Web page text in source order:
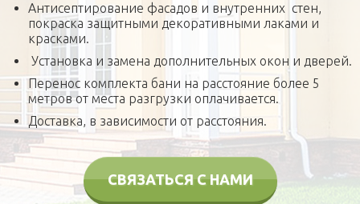
Антисептирование фасадов и внутренних стен,
покраска защитными декоративными лаками и
красками.
Установка и замена дополнительных окон и дверей.
Перенос комплекта бани на расстояние более 5
метров от места разгрузки оплачивается.
Доставка, в зависимости от расстояния.
СВЯЗАТЬСЯ С НАМИ